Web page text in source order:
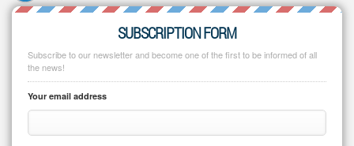
SUBSCRIPTION FORM
Subscribe to our newsletter and become one of the first to be informed of all
the news!
Your email address